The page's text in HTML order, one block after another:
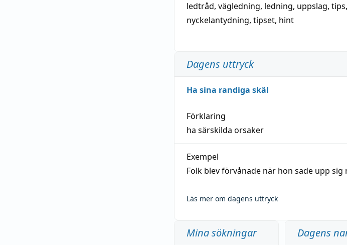
ledtråd, vägledning, ledning, uppslag, tips,
nyckelantydning, tipset, hint
Dagens uttryck
Ha sina randiga skäl
Förklaring
ha särskilda orsaker
Exempel
Folk blev förvånade när hon sade upp
Läs mer om dagens uttryck
Mina sökningar Dagens